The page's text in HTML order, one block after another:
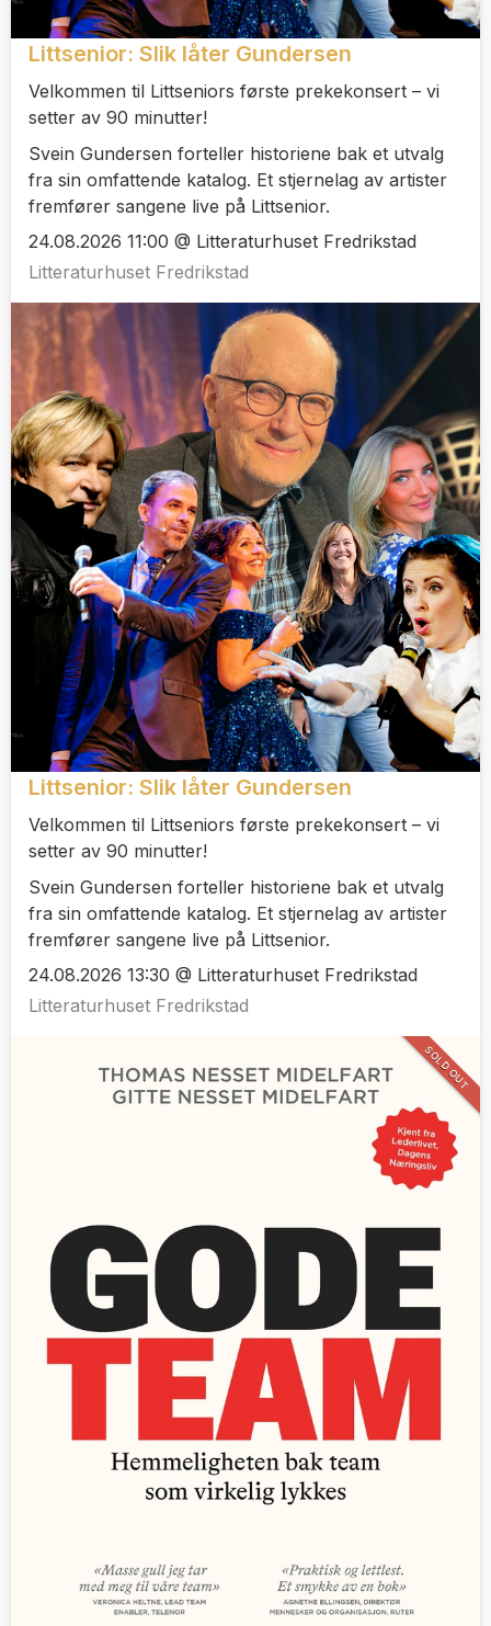
Littsenior: Slik låter Gundersen
Velkommen til Littseniors første prekekonsert – vi
setter av 90 minutter!
Svein Gundersen forteller historiene bak et utvalg
fra sin omfattende katalog. Et stjernelag av artister
fremfører sangene live på Littsenior.
24.08.2026 11:00 @ Litteraturhuset Fredrikstad
Litteraturhuset Fredrikstad
Littsenior: Slik låter Gundersen
Velkommen til Littseniors første prekekonsert – vi
setter av 90 minutter!
Svein Gundersen forteller historiene bak et utvalg
fra sin omfattende katalog. Et stjernelag av artister
fremfører sangene live på Littsenior.
24.08.2026 13:30 @ Litteraturhuset Fredrikstad
Litteraturhuset Fredrikstad
SOLD OUT